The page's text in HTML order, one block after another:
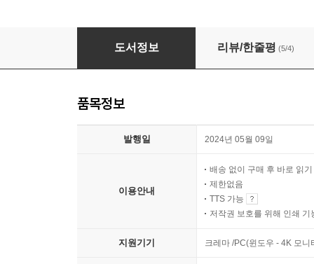
도시전설의 모든 것
도서정보 리뷰/한줄평 (5/4)
품목정보
발행일 2024년 05월 09일
이용안내
배송 없이 구매 후 바로 읽기
제한없음
TTS 가능
저작권 보호를 위해 인쇄 기
지원기기 크레마 /PC(윈도우 - 4K 모